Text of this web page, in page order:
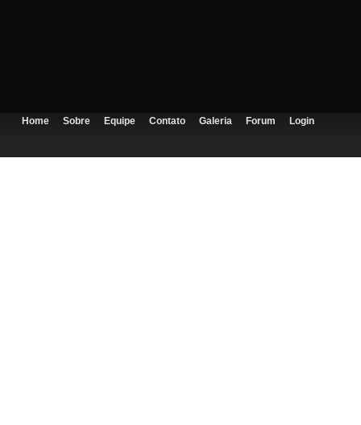
Home Sobre Equipe Contato Galeria Forum Login